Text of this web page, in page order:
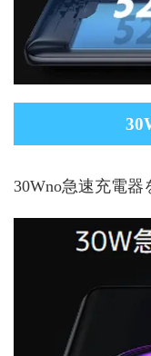
30Wno急速充電器